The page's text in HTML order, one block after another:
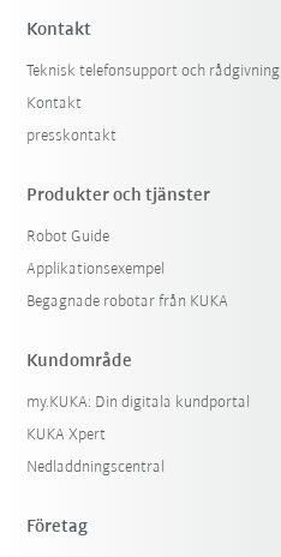
Kontakt
Teknisk telefonsupport och rådgivning
Kontakt
presskontakt
Produkter och tjänster
Robot Guide
Applikationsexempel
Begagnade robotar från KUKA
Kundområde
my.KUKA: Din digitala kundportal
KUKA Xpert
Nedladdningscentral
Företag